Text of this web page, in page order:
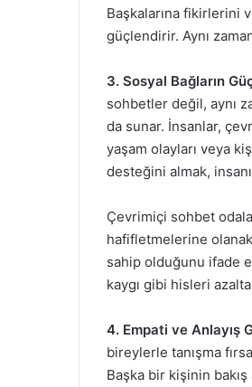
Başkalarına fikirlerini
güçlendirir. Aynı
3. Sosyal Bağların
sohbetler değil, aynı
da sunar. İnsanlar,
yaşam olayları veya
desteğini almak,
Çevrimiçi sohbet
hafifletmelerine
sahip olduğunu ifade
kaygı gibi hisleri
4. Empati ve Anlayış
bireylerle tanışma
Başka bir kişinin bakış